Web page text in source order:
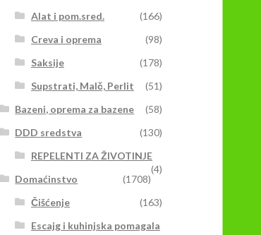
Alat i pom.sred.
(166)
Creva i oprema
(98)
Saksije
(178)
Supstrati, Malč, Perlit
(51)
Bazeni, oprema za bazene
(58)
DDD sredstva
(130)
REPELENTI ZA ŽIVOTINJE
(4)
Domaćinstvo
(1708)
Čišćenje
(163)
Escajg i kuhinjska pomagala